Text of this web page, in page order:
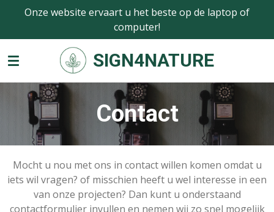
naar
de
hoofdinhoud
SIGN4NATURE
Onze website ervaart u het beste op de laptop of
computer!
Contact
Mocht u nou met ons in contact willen komen omdat u
iets wil vragen? of misschien heeft u wel interesse in een
van onze projecten? Dan kunt u onderstaand
contactformulier invullen en nemen wij zo snel mogelijk